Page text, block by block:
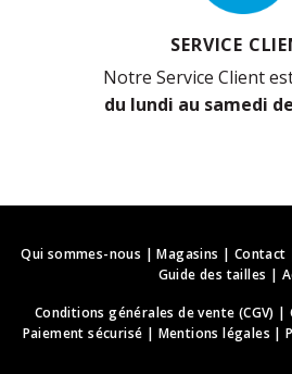
SERVICE
Notre Service Client
du lundi au samedi
Qui sommes-nous |Magasins | Contact
Guide des tailles |
Conditions générales de vente (CGV) |
Paiement sécurisé | Mentions légales |